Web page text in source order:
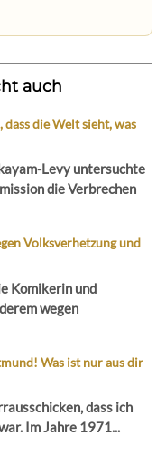
auch
dass die Welt sieht, was
Levy untersuchte
die Verbrechen
Volksverhetzung und
Komikerin und
wegen
Was ist nur aus dir
dass ich
Im Jahre 1971...